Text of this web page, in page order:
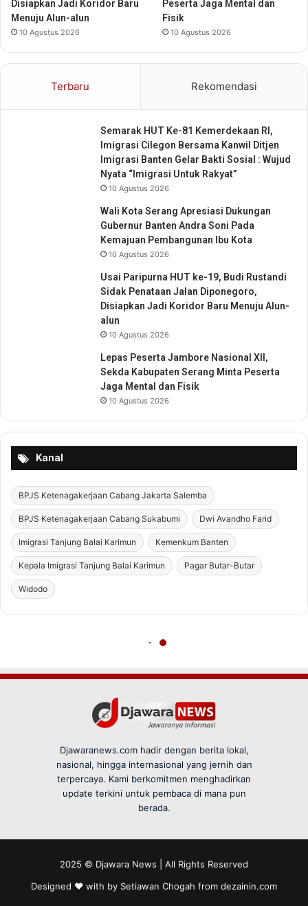
Djawaranews.com hadir dengan berita lokal,
nasional, hingga internasional yang jernih dan
terpercaya. Kami berkomitmen menghadirkan
update terkini untuk pembaca di mana pun
berada.
2025 © Djawara News | All Rights Reserved
Designed ❤️ with by Setiawan Chogah from dezainin.com